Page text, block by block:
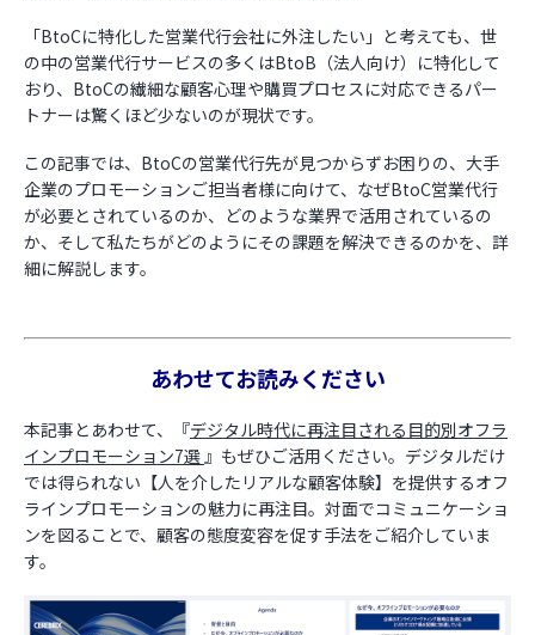
「BtoCに特化した営業代行会社に外注したい」と考えても、世
の中の営業代行サービスの多くはBtoB（法人向け）に特化して
おり、BtoCの繊細な顧客心理や購買プロセスに対応できるパー
トナーは驚くほど少ないのが現状です。
この記事では、BtoCの営業代行先が見つからずお困りの、大手
企業のプロモーションご担当者様に向けて、なぜBtoC営業代行
が必要とされているのか、どのような業界で活用されているの
か、そして私たちがどのようにその課題を解決できるのかを、詳
細に解説します。
あわせてお読みください
本記事とあわせて、『デジタル時代に再注目される目的別オフラ
インプロモーション7選』もぜひご活用ください。デジタルだけ
では得られない【人を介したリアルな顧客体験】を提供するオフ
ラインプロモーションの魅力に再注目。対面でコミュニケーショ
ンを図ることで、顧客の態度変容を促す手法をご紹介していま
す。